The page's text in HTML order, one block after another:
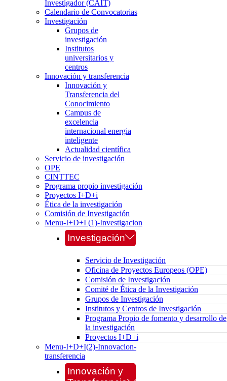
Investigador (CAIT)
Calendario de Convocatorias
Investigación
Grupos de
investigación
Institutos
universitarios y
centros
Innovación y transferencia
Innovación y
Transferencia del
Conocimiento
Campus de
excelencia
internacional energia
inteligente
Actualidad científica
Servicio de investigación
OPE
CINTTEC
Programa propio investigación
Proyectos I+D+i
Ética de la investigación
Comisión de Investigación
Menu-I+D+I (1)-Investigacion
Investigación
Servicio de Investigación
Oficina de Proyectos Europeos (OPE)
Comisión de Investigación
Comité de Ética de la Investigación
Grupos de Investigación
Institutos y Centros de Investigación
Programa Propio de fomento y desarrollo de
la investigación
Proyectos I+D+i
Menu-I+D+I(2)-Innovacion-
transferencia
Innovación y